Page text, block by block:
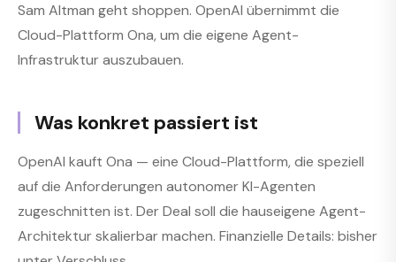
Sam Altman geht shoppen. OpenAI übernimmt die
Cloud-Plattform Ona, um die eigene Agent-
Infrastruktur auszubauen.
Was konkret passiert ist
OpenAI kauft Ona — eine Cloud-Plattform, die speziell
auf die Anforderungen autonomer KI-Agenten
zugeschnitten ist. Der Deal soll die hauseigene Agent-
Architektur skalierbar machen. Finanzielle Details: bisher